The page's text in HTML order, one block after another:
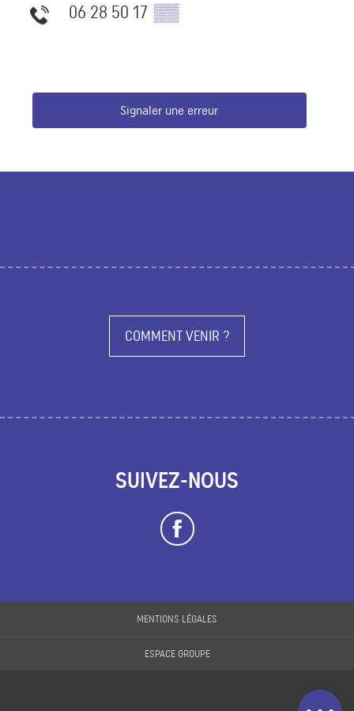
email
06 28 50 17 ▒▒
Signaler une erreur
COMMENT VENIR ?
SUIVEZ-NOUS
MENTIONS LÉGALES
ESPACE GROUPE